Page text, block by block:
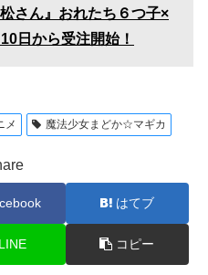
さん』おれたち６つ子×
日から受注開始！
メ 魔法少女まどか☆マギカ
はてブ
LINE コピー